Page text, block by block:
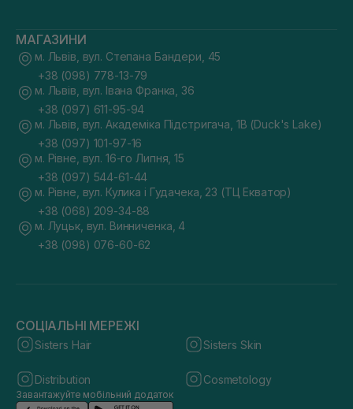
МАГАЗИНИ
м. Львів, вул. Степана Бандери, 45
+38 (098) 778-13-79
м. Львів, вул. Івана Франка, 36
+38 (097) 611-95-94
м. Львів, вул. Академіка Підстригача, 1В (Duck's Lake)
+38 (097) 101-97-16
м. Рівне, вул. 16-го Липня, 15
+38 (097) 544-61-44
м. Рівне, вул. Кулика і Гудачека, 23 (ТЦ Екватор)
+38 (068) 209-34-88
м. Луцьк, вул. Винниченка, 4
+38 (098) 076-60-62
СОЦІАЛЬНІ МЕРЕЖІ
Sisters Hair Sisters Skin
Distribution Cosmetology
Завантажуйте мобільний додаток